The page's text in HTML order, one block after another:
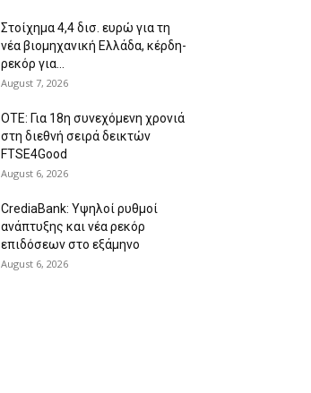
Στοίχημα 4,4 δισ. ευρώ για τη
νέα βιομηχανική Ελλάδα, κέρδη-
ρεκόρ για...
August 7, 2026
ΟΤΕ: Για 18η συνεχόμενη χρονιά
στη διεθνή σειρά δεικτών
FTSE4Good
August 6, 2026
CrediaBank: Υψηλοί ρυθμοί
ανάπτυξης και νέα ρεκόρ
επιδόσεων στο εξάμηνο
August 6, 2026